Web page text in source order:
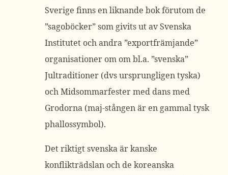
Sverige finns en liknande bok förutom de
”sagoböcker” som givits ut av Svenska
Institutet och andra ”exportfrämjande”
organisationer om om bl.a. ”svenska”
Jultraditioner (dvs ursprungligen tyska)
och Midsommarfester med dans med
Grodorna (maj-stången är en gammal tysk
phallossymbol).
Det riktigt svenska är kanske
konflikträdslan och de koreanska